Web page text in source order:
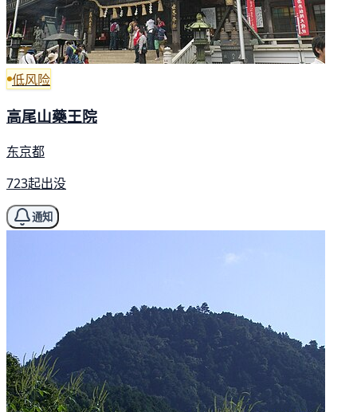
低风险
高尾山藥王院
东京都
723起出没
通知